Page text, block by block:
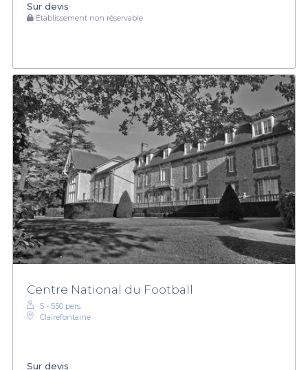
Sur devis
Établissement non réservable
Centre National du Football
5 - 550 pers.
Clairefontaine
Sur devis